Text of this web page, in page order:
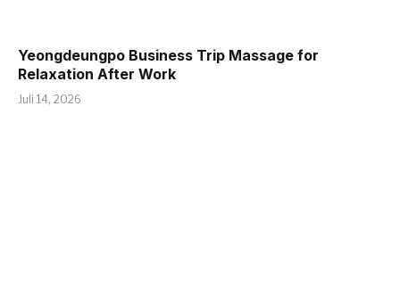
Yeongdeungpo Business Trip Massage for
Relaxation After Work
Juli 14, 2026